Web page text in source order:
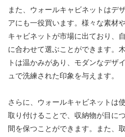
また、ウォールキャビネットはデ
アにも一役買います。様々な素材
キャビネットが市場に出ており、
に合わせて選ぶことができます。
トは温かみがあり、モダンなデザ
ュで洗練された印象を与えます。
さらに、ウォールキャビネットは
取り付けることで、収納物が目に
間を保つことができます。また、